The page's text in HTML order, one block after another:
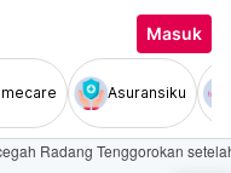
Masuk
Asuransiku
Radang Tenggorokan